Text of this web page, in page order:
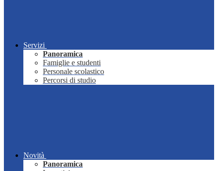
Servizi
Panoramica
Famiglie e studenti
Personale scolastico
Percorsi di studio
Novità
Panoramica